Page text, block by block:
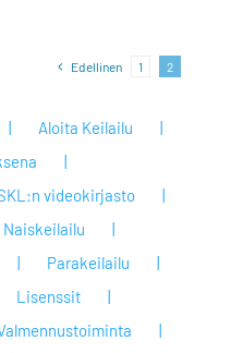
Edellinen 1 2
Aloita Keilailu
videokirjasto
Naiskeilailu
Parakeilailu
Lisenssit